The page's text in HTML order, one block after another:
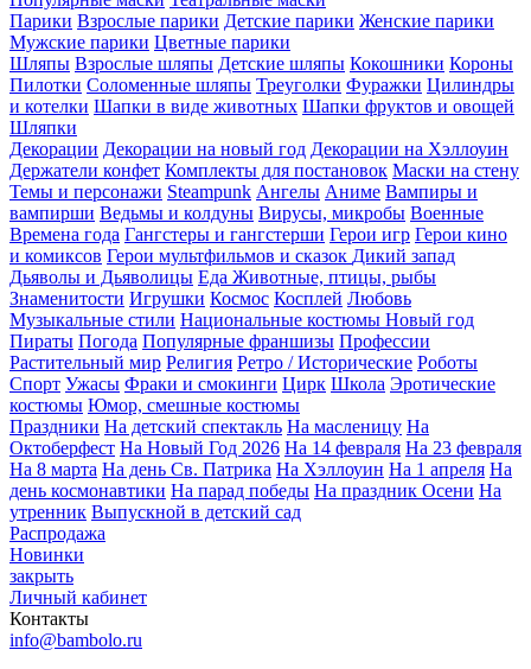
Парики Взрослые парики Детские парики Женские парики
Мужские парики Цветные парики
Шляпы Взрослые шляпы Детские шляпы Кокошники Короны
Пилотки Соломенные шляпы Треуголки Фуражки Цилиндры
и котелки Шапки в виде животных Шапки фруктов и овощей
Шляпки
Декорации Декорации на новый год Декорации на Хэллоуин
Держатели конфет Комплекты для постановок Маски на стену
Темы и персонажи Steampunk Ангелы Аниме Вампиры и
вампирши Ведьмы и колдуны Вирусы, микробы Военные
Времена года Гангстеры и гангстерши Герои игр Герои кино
и комиксов Герои мультфильмов и сказок Дикий запад
Дьяволы и Дьяволицы Еда Животные, птицы, рыбы
Знаменитости Игрушки Космос Косплей Любовь
Музыкальные стили Национальные костюмы Новый год
Пираты Погода Популярные франшизы Профессии
Растительный мир Религия Ретро / Исторические Роботы
Спорт Ужасы Фраки и смокинги Цирк Школа Эротические
костюмы Юмор, смешные костюмы
Праздники На детский спектакль На масленицу На
Октоберфест На Новый Год 2026 На 14 февраля На 23 февраля
На 8 марта На день Св. Патрика На Хэллоуин На 1 апреля На
день космонавтики На парад победы На праздник Осени На
утренник Выпускной в детский сад
Распродажа
Новинки
закрыть
Личный кабинет
Контакты
info@bambolo.ru